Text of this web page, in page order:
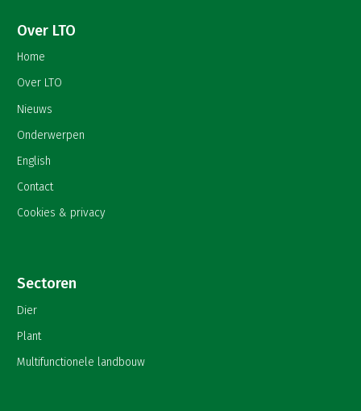
Over LTO
Home
Over LTO
Nieuws
Onderwerpen
English
Contact
Cookies & privacy
Sectoren
Dier
Plant
Multifunctionele landbouw